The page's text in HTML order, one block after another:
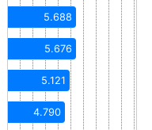
5.688
5.676
5.121
4.790